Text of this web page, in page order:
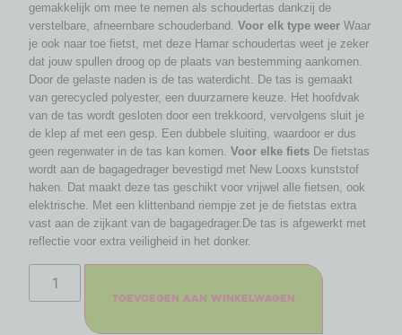
gemakkelijk om mee te nemen als schoudertas dankzij de
verstelbare, afneembare schouderband.Voor elk type weer Waar
je ook naar toe fietst, met deze Hamar schoudertas weet je zeker
dat jouw spullen droog op de plaats van bestemming aankomen.
Door de gelaste naden is de tas waterdicht. De tas is gemaakt
van gerecycled polyester, een duurzamere keuze. Het hoofdvak
van de tas wordt gesloten door een trekkoord, vervolgens sluit je
de klep af met een gesp. Een dubbele sluiting, waardoor er dus
geen regenwater in de tas kan komen.Voor elke fiets De fietstas
wordt aan de bagagedrager bevestigd met New Looxs kunststof
haken. Dat maakt deze tas geschikt voor vrijwel alle fietsen, ook
elektrische. Met een klittenband riempje zet je de fietstas extra
vast aan de zijkant van de bagagedrager.De tas is afgewerkt met
reflectie voor extra veiligheid in het donker.
Toevoegen aan winkelwagen